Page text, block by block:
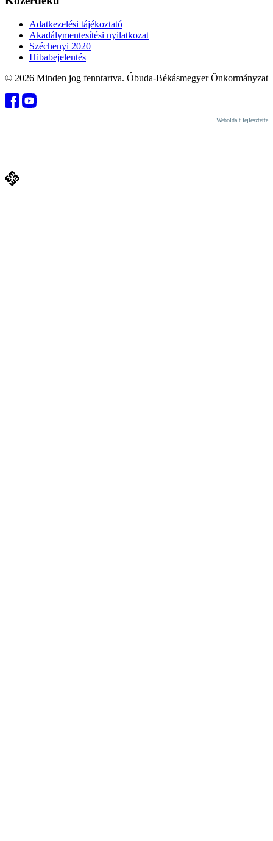
Adatkezelési tájékoztató
Akadálymentesítési nyilatkozat
Széchenyi 2020
Hibabejelentés
© 2026 Minden jog fenntartva. Óbuda-Békásmegyer Önkormányzat
Weboldalt fejlesztette